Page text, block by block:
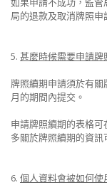
局的退款及取消牌照申
5. 甚麼時候需要申請牌
牌照續期申請須於有
月的期間內提交。
申請牌照續期的表格
多關於牌照續期的資訊
6. 個人資料會被如何使